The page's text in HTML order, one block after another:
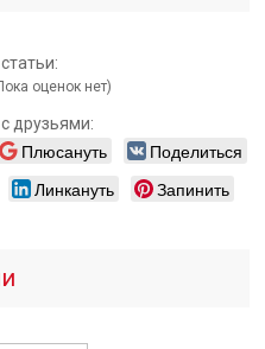
оценок нет)
друзьями:
Плюсануть
Поделиться
Линкануть Запинить